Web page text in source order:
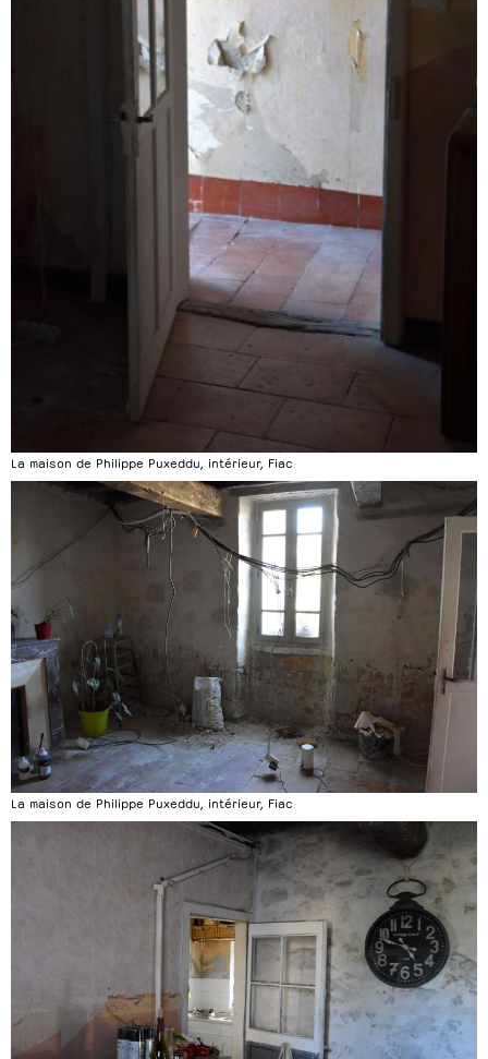
La maison de Philippe Puxeddu, intérieur, Fiac
La maison de Philippe Puxeddu, intérieur, Fiac